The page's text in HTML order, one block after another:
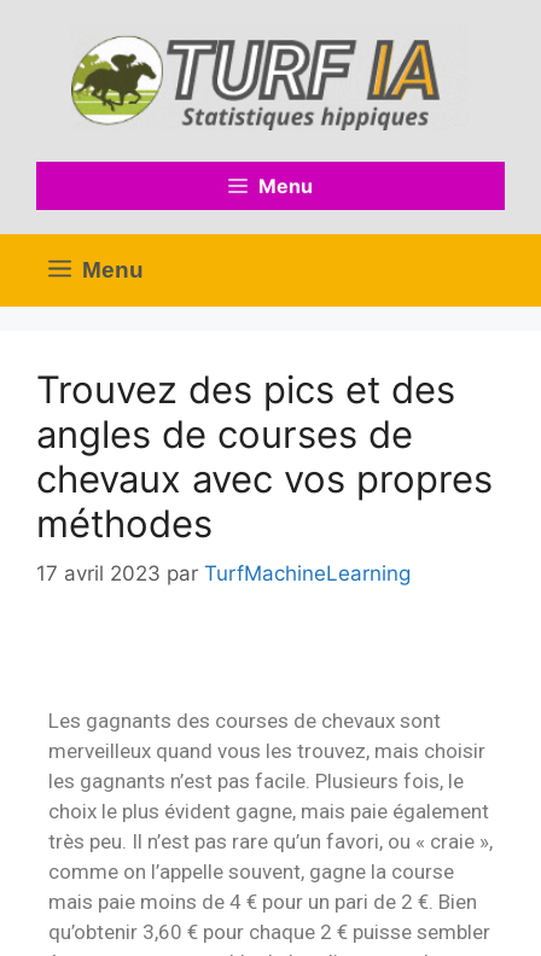
Menu
Menu
Trouvez des pics et des
angles de courses de
chevaux avec vos propres
méthodes
17 avril 2023 par TurfMachineLearning
Les gagnants des courses de chevaux sont
merveilleux quand vous les trouvez, mais choisir
les gagnants n’est pas facile. Plusieurs fois, le
choix le plus évident gagne, mais paie également
très peu. Il n’est pas rare qu’un favori, ou « craie »,
comme on l’appelle souvent, gagne la course
mais paie moins de 4 € pour un pari de 2 €. Bien
qu’obtenir 3,60 € pour chaque 2 € puisse sembler